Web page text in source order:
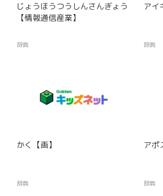
じょうほうつうしんさんぎょう
【情報通信産業】
辞典
アイ
辞典
かく【画】
辞典
アポ
辞典